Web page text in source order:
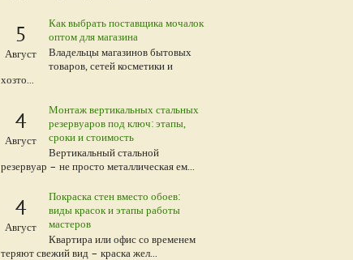
5
Август
Как выбрать поставщика мочалок
оптом для магазина
Владельцы магазинов бытовых
товаров, сетей косметики и
хозто...
4
Август
Монтаж вертикальных стальных
резервуаров под ключ: этапы,
сроки и стоимость
Вертикальный стальной
резервуар – не просто металлическая ем...
4
Август
Покраска стен вместо обоев:
виды красок и этапы работы
мастеров
Квартира или офис со временем
теряют свежий вид – краска жел...